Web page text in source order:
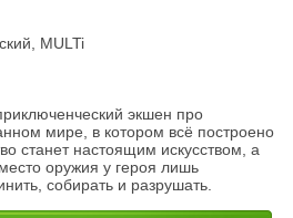
MULTi
экшен про
мире, в котором всё построено
станет настоящим искусством, а
оружия у героя лишь
собирать и разрушать.